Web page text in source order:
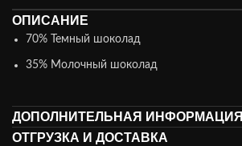
ОПИСАНИЕ
70% Темный шоколад
35% Молочный шоколад
ДОПОЛНИТЕЛЬНАЯ ИНФОРМАЦИЯ
ОТГРУЗКА И ДОСТАВКА